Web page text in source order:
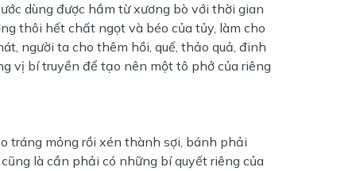
dùng được hầm từ xương bò với thời gian
thôi hết chất ngọt và béo của tủy, làm cho
người ta cho thêm hồi, quế, thảo quả, đinh
vị bí truyền để tạo nên một tô phở của riêng
tráng mỏng rồi xén thành sợi, bánh phải
là cần phải có những bí quyết riêng của